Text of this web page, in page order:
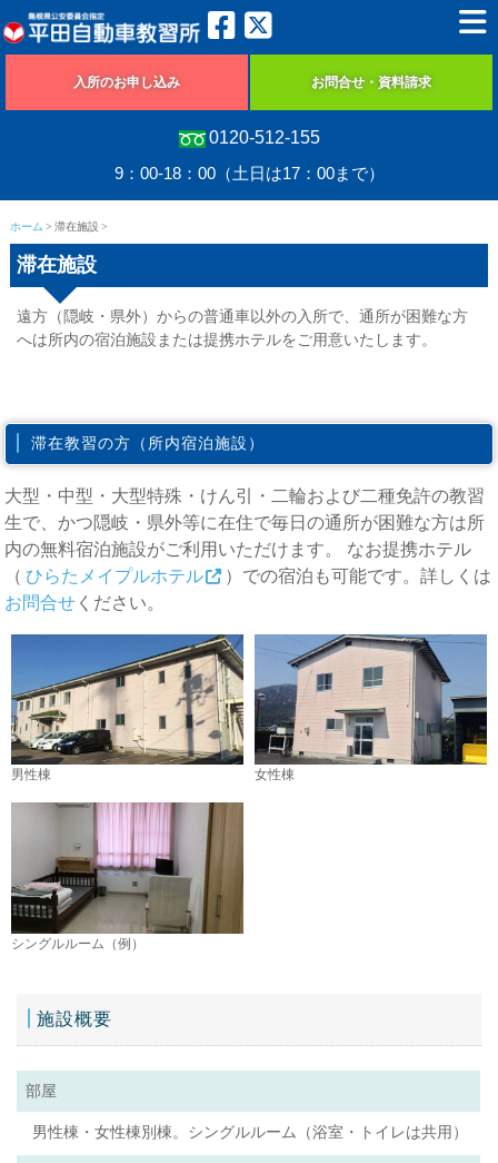
0120-512-155
9：00-18：00（土日は17：00まで）
入所のお申し込み お問合せ・資料請求
ホーム 滞在施設
滞在施設
遠方（隠岐・県外）からの普通車以外の入所で、通所が困難な方
へは所内の宿泊施設または提携ホテルをご用意いたします。
滞在教習の方（所内宿泊施設）
大型・中型・大型特殊・けん引・二輪および二種免許の教習
生で、かつ隠岐・県外等に在住で毎日の通所が困難な方は所
内の無料宿泊施設がご利用いただけます。 なお提携ホテル
（ ひらたメイプルホテル
）での宿泊も可能です。詳しくは
お問合せ ください。
男性棟 女性棟
シングルルーム（例）
施設概要
部屋
男性棟・女性棟別棟。シングルルーム（浴室・トイレは共用）